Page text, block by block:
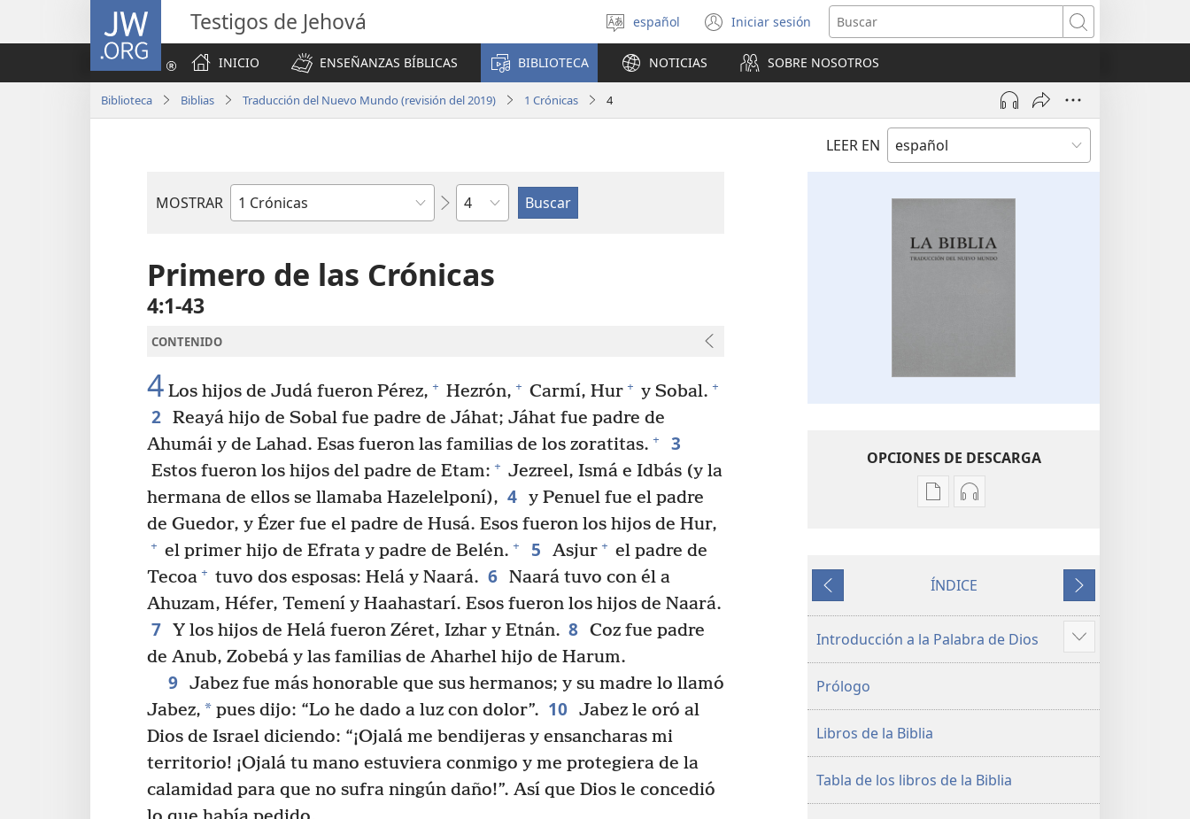
JW.ORG Testigos de Jehová
Seleccionar
idioma
español Iniciar sesión
(abre
una
nueva
ventana)
Buscar
INICIO
ENSEÑANZAS BÍBLICAS BIBLIOTECA NOTICIAS SOBRE NOSOTROS
Biblioteca Biblias Traducción del Nuevo Mundo (revisión del 2019) 1 Crónicas 4
LEER EN
MOSTRAR
Libro
Biblia
Capítulo
Primero de las Crónicas
4:1-43
CONTENIDO
4 Los hijos de Judá fueron Pérez, + Hezrón, + Carmí, Hur + y Sobal. +
2 Reayá hijo de Sobal fue padre de Jáhat; Jáhat fue padre de
Ahumái y de Lahad. Esas fueron las familias de los zoratitas. + 3
Estos fueron los hijos del padre de Etam: + Jezreel, Ismá e Idbás (y la
hermana de ellos se llamaba Hazelelponí), 4 y Penuel fue el padre
de Guedor, y Ézer fue el padre de Husá. Esos fueron los hijos de Hur,
+ el primer hijo de Efrata y padre de Belén. + 5 Asjur + el padre de
Tecoa + tuvo dos esposas: Helá y Naará. 6 Naará tuvo con él a
Ahuzam, Héfer, Temení y Haahastarí. Esos fueron los hijos de Naará.
7 Y los hijos de Helá fueron Zéret, Izhar y Etnán. 8 Coz fue padre
de Anub, Zobebá y las familias de Aharhel hijo de Harum.
9 Jabez fue más honorable que sus hermanos; y su madre lo llamó
Jabez, * pues dijo: “Lo he dado a luz con dolor”. 10 Jabez le oró al
Dios de Israel diciendo: “¡Ojalá me bendijeras y ensancharas mi
territorio! ¡Ojalá tu mano estuviera conmigo y me protegiera de la
calamidad para que no sufra ningún daño!”. Así que Dios le concedió
OPCIONES DE DESCARGA
Opciones
publicaciones
Biblia.
Traducción
Mundo
del
2019)
Opciones
audio
Biblia.
Traducción
Mundo
del
2019)
Anterior
ÍNDICE
Siguiente
Introducción a la Palabra de Dios
Mostrar
más
Prólogo
Libros de la Biblia
Tabla de los libros de la Biblia